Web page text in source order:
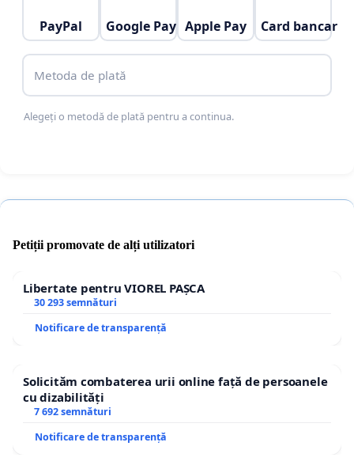
siguranța rutieră.
Reducerea birocrației și a timpilor de așteptare.
Creșterea transparenței în procesul de
verificare și omologare.
acreditați pentru anumite servicii.
Revizuirea procedurilor care obligă cetățenii la
problemă.
autoturisme și motociclete.
Consultarea publică a comunităților auto și
moto înaintea modificării legislației.
Nu solicităm reducerea standardelor de siguranță
PayPal Google Pay Apple Pay Card bancar
Metoda de plată
Alegeți o metodă de plată pentru a continua.
Petiții promovate de alți utilizatori
Libertate pentru VIOREL PAȘCA
30 293 semnături
Notificare de transparență
Solicităm combaterea urii online față de persoanele
cu dizabilități
7 692 semnături
Notificare de transparență